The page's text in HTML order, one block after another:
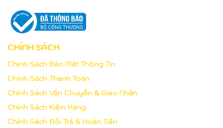
CHÍNH SÁCH
Chính Sách Bảo Mật Thông Tin
Chính Sách Thanh Toán
Chính Sách Vận Chuyển & Giao Nhận
Chính Sách Kiểm Hàng
Chính Sách Đổi Trả & Hoàn Tiền